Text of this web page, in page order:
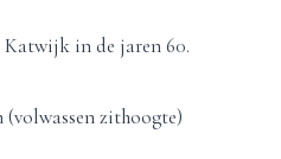
in de jaren 60.
(volwassen zithoogte)